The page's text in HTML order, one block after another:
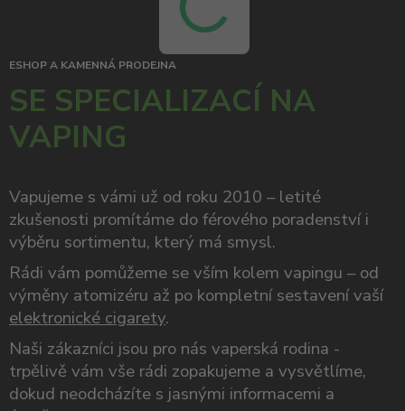
ESHOP A KAMENNÁ PRODEJNA
SE SPECIALIZACÍ NA
VAPING
Vapujeme s vámi už od roku 2010 – letité
zkušenosti promítáme do férového poradenství i
výběru sortimentu, který má smysl.
Rádi vám pomůžeme se vším kolem vapingu – od
výměny atomizéru až po kompletní sestavení vaší
elektronické cigarety.
Naši zákazníci jsou pro nás vaperská rodina -
trpělivě vám vše rádi zopakujeme a vysvětlíme,
dokud neodcházíte s jasnými informacemi a